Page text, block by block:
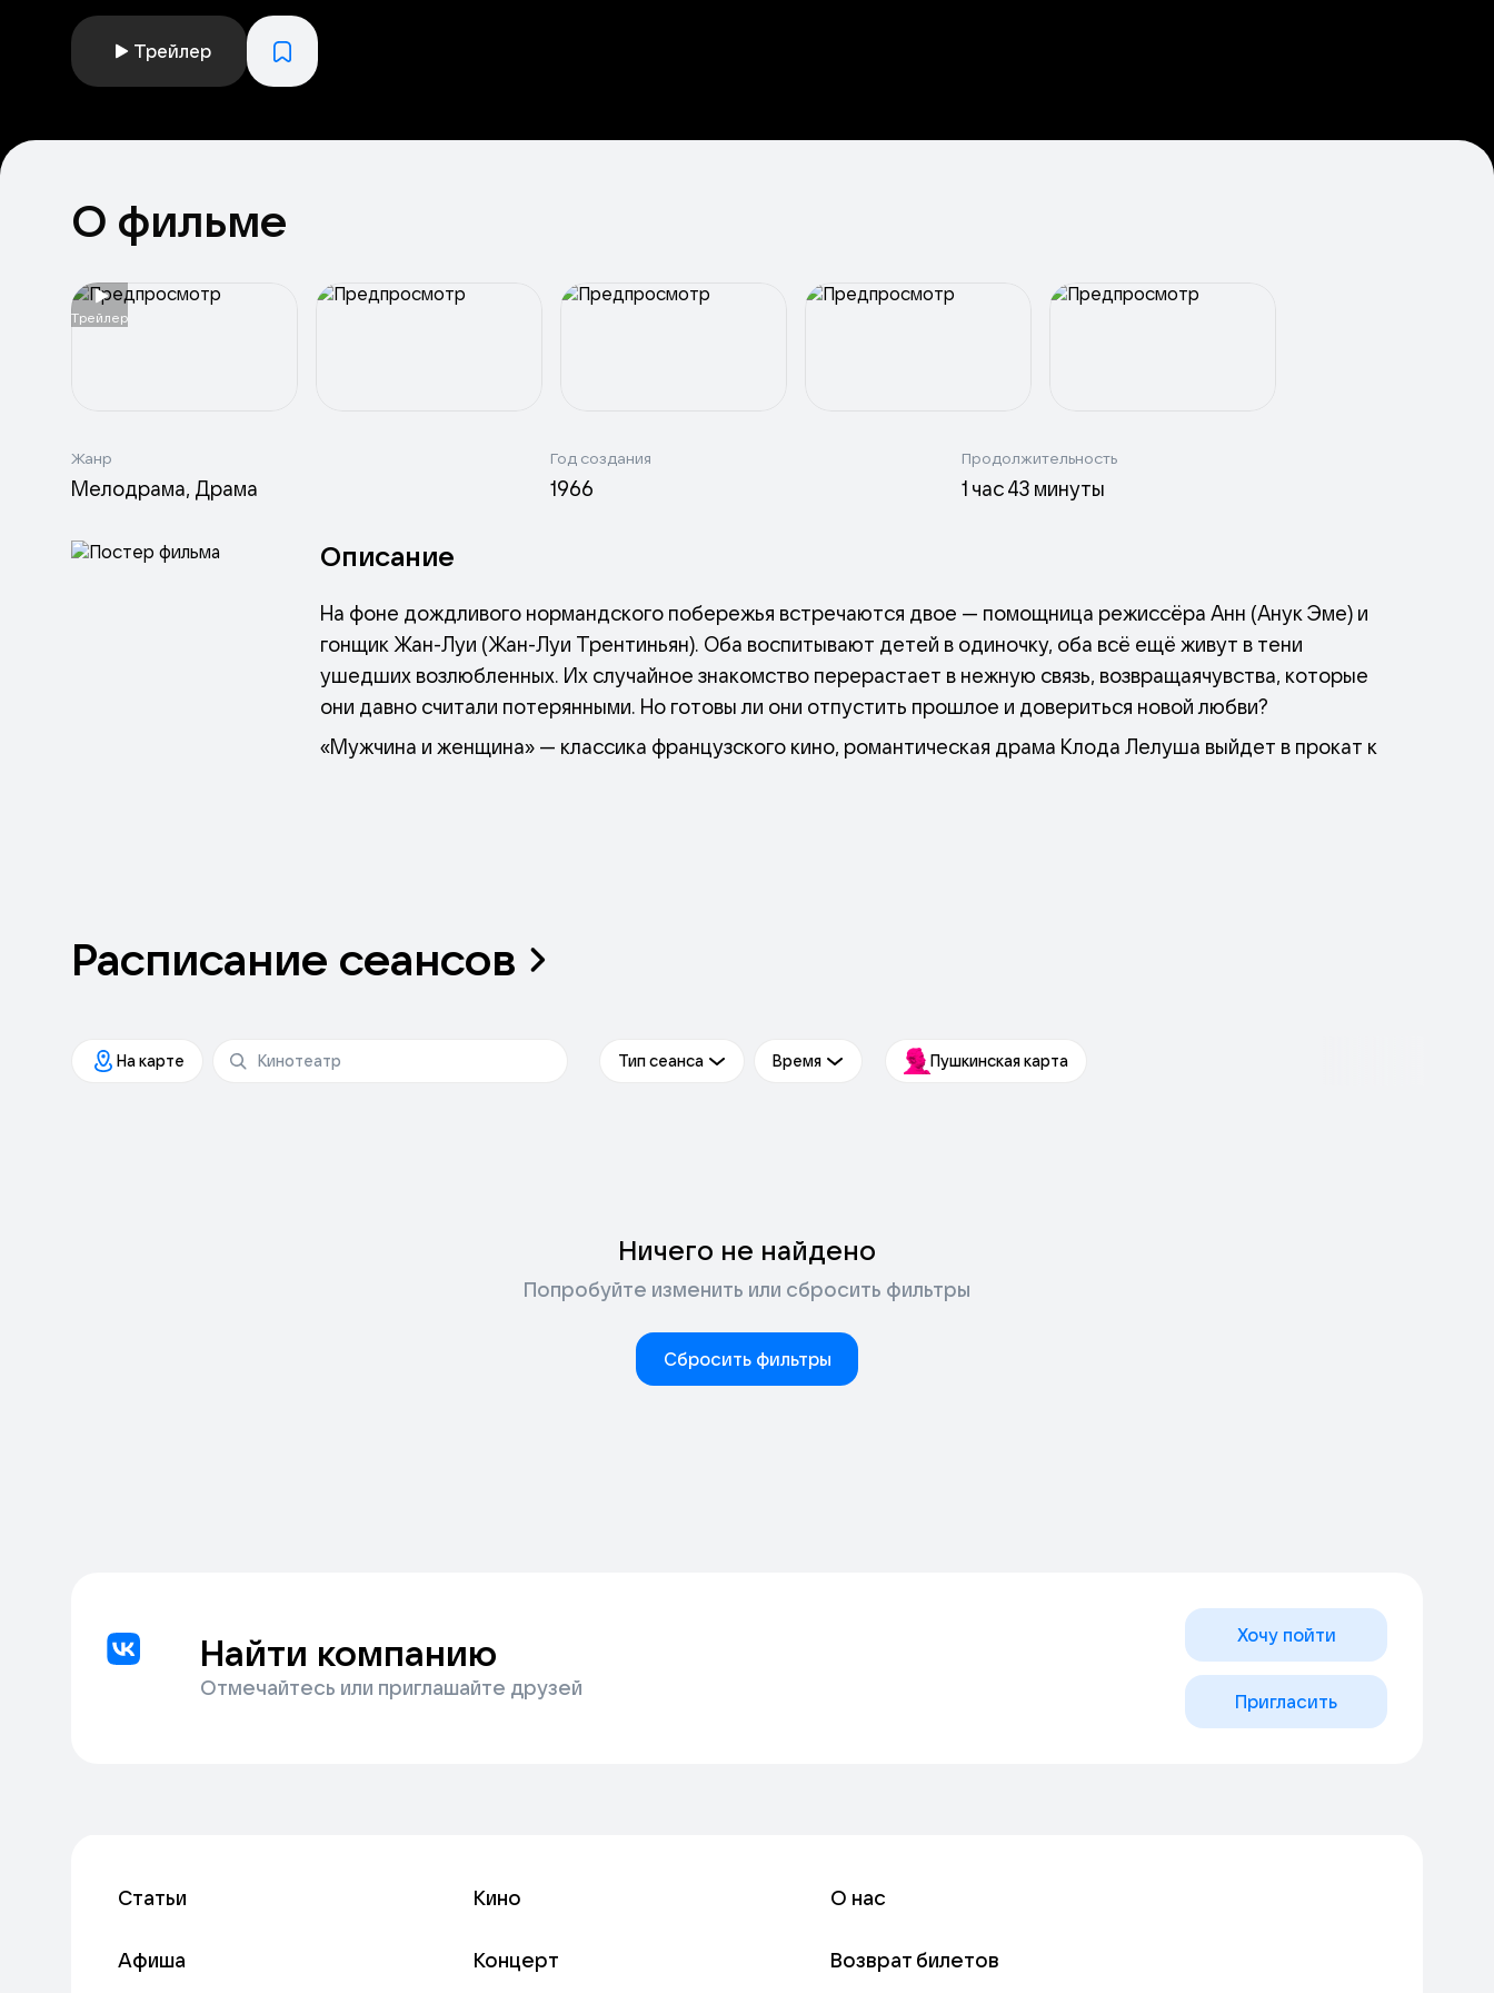
Трейлер
О фильме
Tрейлер
Жанр
Мелодрама Драма
Год создания
1966
Продолжительность
1 час 43 минуты
Описание
​На фоне дождливого нормандского побережья встречаются двое — помощница режиссёра Анн (Анук Эме) и
гонщик Жан-Луи (Жан-Луи Трентиньян). Оба воспитывают детей в одиночку, оба всё ещё живут в тени
ушедших возлюбленных. Их случайное знакомство перерастает в нежную связь, возвращая​чувства, которые
они давно считали потерянными. Но готовы ли они отпустить прошлое и довериться новой любви?​
«Мужчина и женщина» — классика французского кино, романтическая драма Клода Лелуша выйдет в прокат к
Расписание сеансов
На карте Тип сеанса Время Пушкинская карта
Ничего не найдено
Попробуйте изменить или сбросить фильтры
Сбросить фильтры
Найти компанию
Отмечайтесь или приглашайте друзей
Хочу пойти
Пригласить
Статьи
Афиша
Кино
Концерт
О нас
Возврат билетов